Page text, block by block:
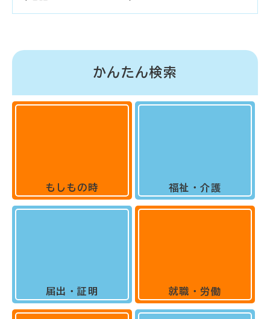
かんたん検索
もしもの時
届出・証明
福祉・介護
就職・労働